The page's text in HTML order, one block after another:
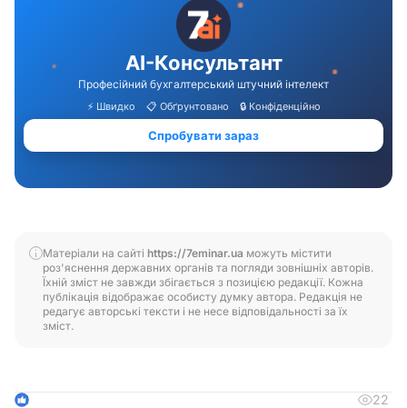
Матеріали на сайті https://7eminar.ua можуть містити
роз'яснення державних органів та погляди зовнішніх авторів.
Їхній зміст не завжди збігається з позицією редакції. Кожна
публікація відображає особисту думку автора. Редакція не
редагує авторські тексти і не несе відповідальності за їх
зміст.
1 22